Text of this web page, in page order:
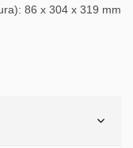
86 x 304 x 319 mm